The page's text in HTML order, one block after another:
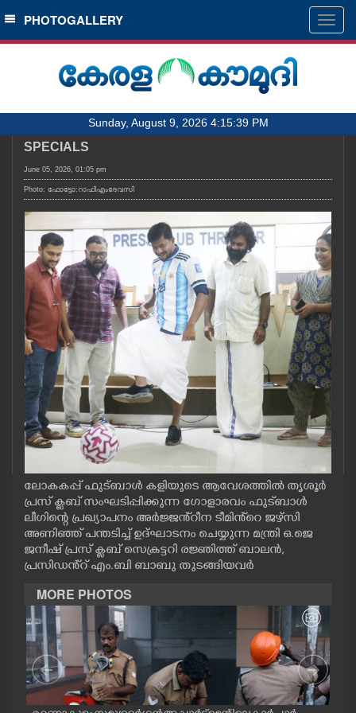
SECTIONS
HOME
NOTIFIED NEWS
KERALA
LOCAL
OBITUARY
NEWS 360
CASE DIARY
CINEMA
PHOTOS
LIFESTYLE
SPIRITUAL
INFO+
ART
PHOTOGALLERY
Sunday, August 9, 2026 4:15:39 PM
SPECIALS
June 05, 2026, 01:05 pm
Photo: ഫോട്ടോ:റാഫിഎംദേവസി
ലോകകപ്പ് ഫുട്ബാൾ കളിയുടെ ആവേശത്തിൽ തൃശൂര്‍
പ്രസ് ക്ലബ് സംഘടിപ്പിക്കുന്ന ഗോളാരവം ഫുട്‌ബാള്‍
ലീഗിന്റെ പ്രഖ്യാപനം അർജ്ജൻ്റീന ടീമിൻ്റെ ജഴ്സി
അണിഞ്ഞ് പന്തടിച്ച് ഉദ്ഘാടനം ചെയ്യുന്ന മന്ത്രി ഒ.ജെ
ജനീഷ് പ്രസ് ക്ലബ് സെക്രട്ടറി രജ്ഞിത്ത് ബാലൻ,
പ്രസിഡൻ്റ് എം.ബി ബാബു തുടങ്ങിയവർ
MORE PHOTOS